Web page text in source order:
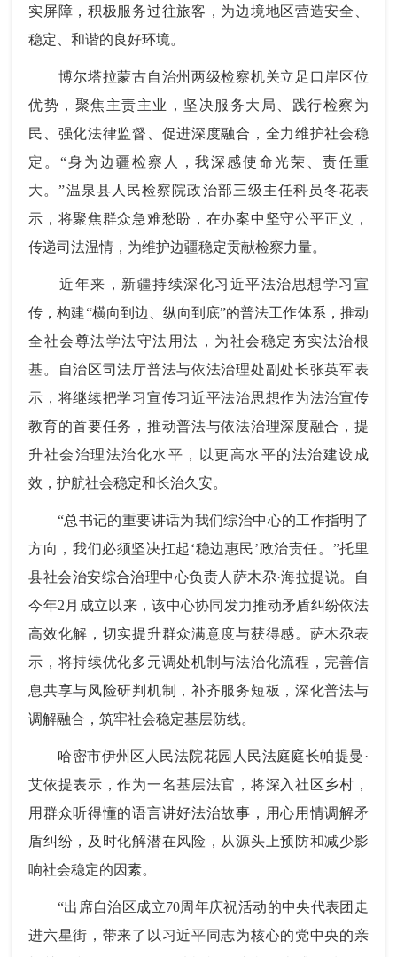
实屏障，积极服务过往旅客，为边境地区营造安全、
稳定、和谐的良好环境。
博尔塔拉蒙古自治州两级检察机关立足口岸区位
优势，聚焦主责主业，坚决服务大局、践行检察为
民、强化法律监督、促进深度融合，全力维护社会稳
定。“身为边疆检察人，我深感使命光荣、责任重
大。”温泉县人民检察院政治部三级主任科员冬花表
示，将聚焦群众急难愁盼，在办案中坚守公平正义，
传递司法温情，为维护边疆稳定贡献检察力量。
近年来，新疆持续深化习近平法治思想学习宣
传，构建“横向到边、纵向到底”的普法工作体系，推动
全社会尊法学法守法用法，为社会稳定夯实法治根
基。自治区司法厅普法与依法治理处副处长张英军表
示，将继续把学习宣传习近平法治思想作为法治宣传
教育的首要任务，推动普法与依法治理深度融合，提
升社会治理法治化水平，以更高水平的法治建设成
效，护航社会稳定和长治久安。
“总书记的重要讲话为我们综治中心的工作指明了
方向，我们必须坚决扛起‘稳边惠民’政治责任。”托里
县社会治安综合治理中心负责人萨木尕·海拉提说。自
今年2月成立以来，该中心协同发力推动矛盾纠纷依法
高效化解，切实提升群众满意度与获得感。萨木尕表
示，将持续优化多元调处机制与法治化流程，完善信
息共享与风险研判机制，补齐服务短板，深化普法与
调解融合，筑牢社会稳定基层防线。
哈密市伊州区人民法院花园人民法庭庭长帕提曼·
艾依提表示，作为一名基层法官，将深入社区乡村，
用群众听得懂的语言讲好法治故事，用心用情调解矛
盾纠纷，及时化解潜在风险，从源头上预防和减少影
响社会稳定的因素。
“出席自治区成立70周年庆祝活动的中央代表团走
进六星街，带来了以习近平同志为核心的党中央的亲